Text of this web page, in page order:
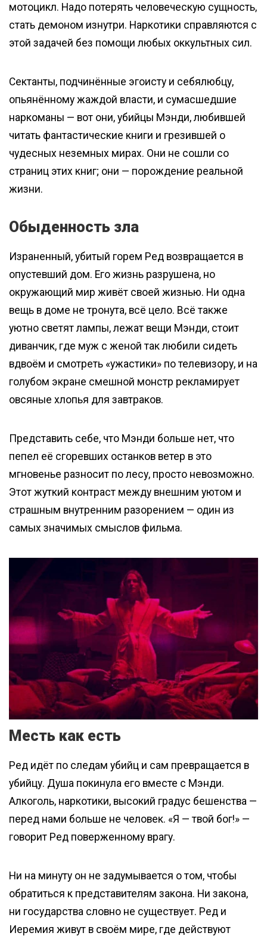
мотоцикл. Надо потерять человеческую сущность,
стать демоном изнутри. Наркотики справляются с
этой задачей без помощи любых оккультных сил.
Сектанты, подчинённые эгоисту и себялюбцу,
опьянённому жаждой власти, и сумасшедшие
наркоманы — вот они, убийцы Мэнди, любившей
читать фантастические книги и грезившей о
чудесных неземных мирах. Они не сошли со
страниц этих книг; они — порождение реальной
жизни.
Обыденность зла
Израненный, убитый горем Ред возвращается в
опустевший дом. Его жизнь разрушена, но
окружающий мир живёт своей жизнью. Ни одна
вещь в доме не тронута, всё цело. Всё также
уютно светят лампы, лежат вещи Мэнди, стоит
диванчик, где муж с женой так любили сидеть
вдвоём и смотреть «ужастики» по телевизору, и на
голубом экране смешной монстр рекламирует
овсяные хлопья для завтраков.
Представить себе, что Мэнди больше нет, что
пепел её сгоревших останков ветер в это
мгновенье разносит по лесу, просто невозможно.
Этот жуткий контраст между внешним уютом и
страшным внутренним разорением — один из
самых значимых смыслов фильма.
Месть как есть
Ред идёт по следам убийц и сам превращается в
убийцу. Душа покинула его вместе с Мэнди.
Алкоголь, наркотики, высокий градус бешенства —
перед нами больше не человек. «Я — твой бог!» —
говорит Ред поверженному врагу.
Ни на минуту он не задумывается о том, чтобы
обратиться к представителям закона. Ни закона,
ни государства словно не существует. Ред и
Иеремия живут в своём мире, где действуют